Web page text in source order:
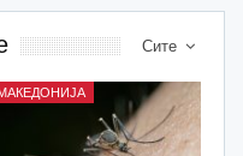
Сите